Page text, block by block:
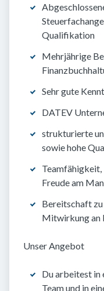
Qualifikation
Mehrjährige
Sehr gute
DATEV
strukturierte
sowie hohe
Freude am
Bereitschaft
Mitwirkung an
Unser Angebot
Du arbeitest in
Team und in